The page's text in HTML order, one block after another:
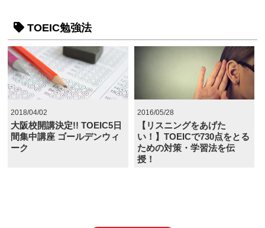
TOEIC勉強法
2018/04/02
大阪校開講決定!! TOEIC5日
間集中講座 ゴールデンウィ
ーク
2016/05/28
【リスニングをあげた
い！】TOEICで730点をとる
ための対策・学習法を伝
授！